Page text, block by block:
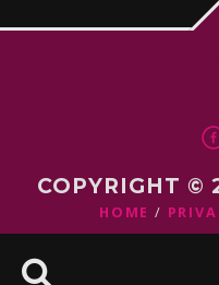
COPYRIGHT ©
HOME